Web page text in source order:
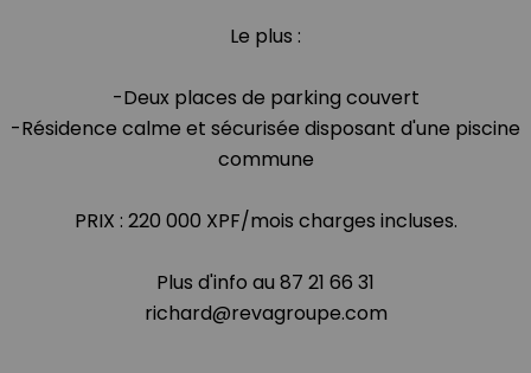
Le plus :
-Deux places de parking couvert
-Résidence calme et sécurisée disposant d'une piscine
commune
PRIX : 220 000 XPF/mois charges incluses.
Plus d'info au 87 21 66 31
richard@revagroupe.com